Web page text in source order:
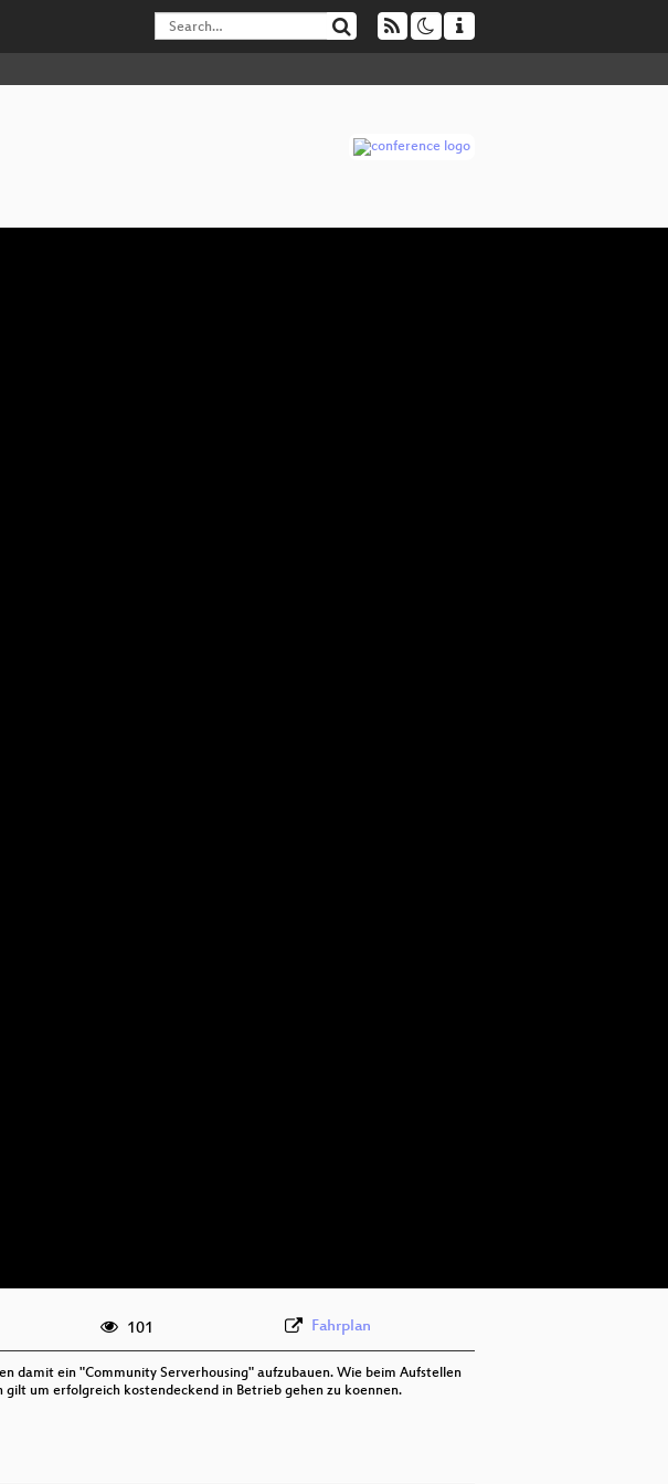
101 Fahrplan
damit ein "Community Serverhousing" aufzubauen. Wie beim Aufstellen
gilt um erfolgreich kostendeckend in Betrieb gehen zu koennen.